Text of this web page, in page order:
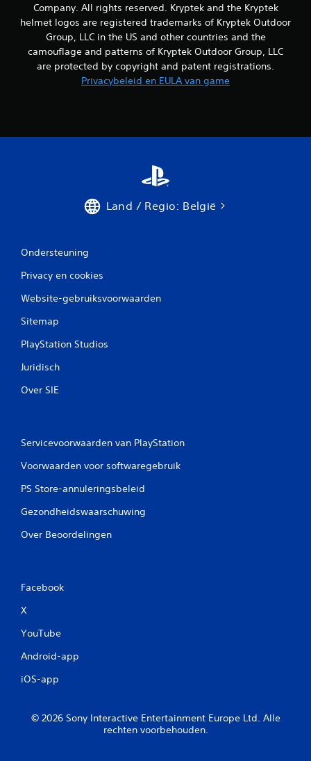
g
e
Company. All rights reserved. Kryptek and the Kryptek
helmet logos are registered trademarks of Kryptek Outdoor
Group, LLC in the US and other countries and the
camouflage and patterns of Kryptek Outdoor Group, LLC
are protected by copyright and patent registrations.
Privacybeleid en EULA van game
Land / Regio: België
Ondersteuning
Privacy en cookies
Website-gebruiksvoorwaarden
Sitemap
PlayStation Studios
Juridisch
Over SIE
Servicevoorwaarden van PlayStation
Voorwaarden voor softwaregebruik
PS Store-annuleringsbeleid
Gezondheidswaarschuwing
Over Beoordelingen
Facebook
X
YouTube
Android-app
iOS-app
© 2026 Sony Interactive Entertainment Europe Ltd. Alle
rechten voorbehouden.